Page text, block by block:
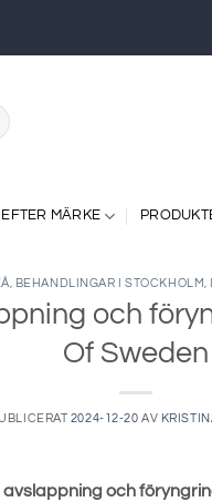
MÄRKE
BEHANDLINGAR I STOCKHOLM
och
Of Sweden
2024-12-20 AV
avslappning och